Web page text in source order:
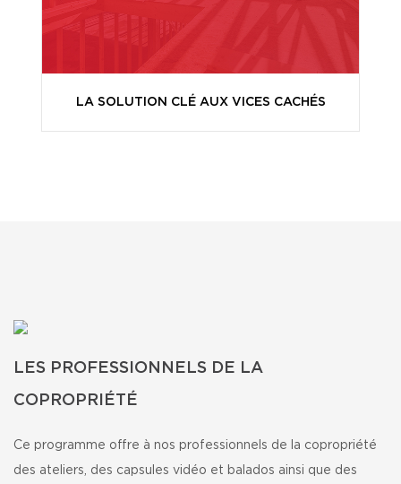
LA SOLUTION CLÉ AUX VICES CACHÉS
LES PROFESSIONNELS DE LA
COPROPRIÉTÉ
Ce programme offre à nos professionnels de la copropriété
des ateliers, des capsules vidéo et balados ainsi que des